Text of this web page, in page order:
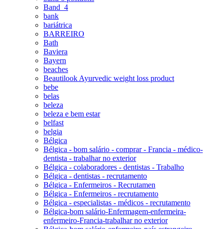
Band_4
bank
bariátrica
BARREIRO
Bath
Baviera
Bayern
beaches
Beautilook Ayurvedic weight loss product
bebe
belas
beleza
beleza e bem estar
belfast
belgia
Bélgica
Bélgica - bom salário - comprar - Francia - médico-
dentista - trabalhar no exterior
Bélgica - colaboradores - dentistas - Trabalho
Bélgica - dentistas - recrutamento
Bélgica - Enfermeiros - Recrutamen
Bélgica - Enfermeiros - recrutamento
Bélgica - especialistas - médicos - recrutamento
Bélgica-bom salário-Enfermagem-enfermeira-
enfermeiro-Francia-trabalhar no exterior